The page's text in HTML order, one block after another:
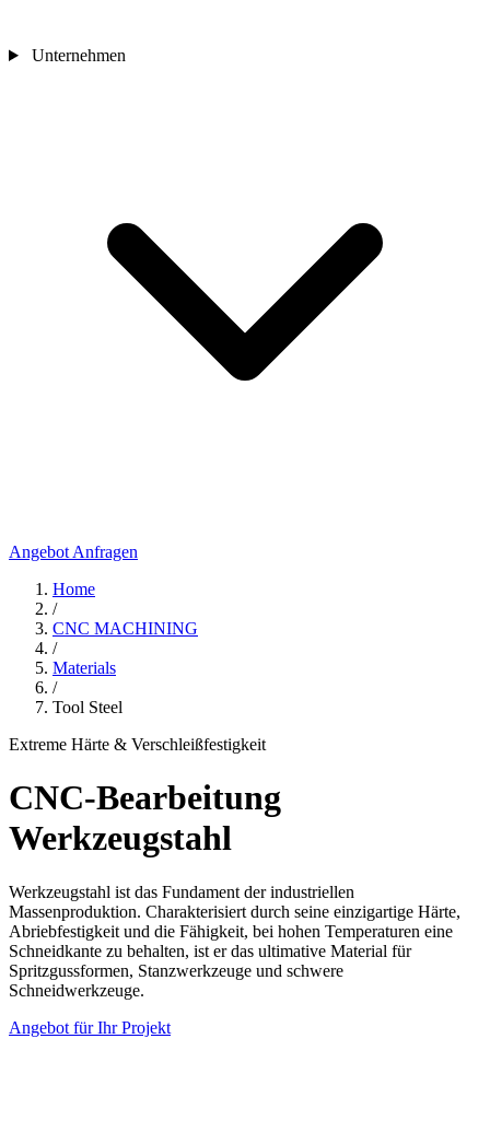
Unternehmen
Angebot Anfragen
Home
/
CNC MACHINING
/
Materials
/
Tool Steel
Extreme Härte & Verschleißfestigkeit
CNC-Bearbeitung
Werkzeugstahl
Werkzeugstahl ist das Fundament der industriellen
Massenproduktion. Charakterisiert durch seine einzigartige Härte,
Abriebfestigkeit und die Fähigkeit, bei hohen Temperaturen eine
Schneidkante zu behalten, ist er das ultimative Material für
Spritzgussformen, Stanzwerkzeuge und schwere
Schneidwerkzeuge.
Angebot für Ihr Projekt